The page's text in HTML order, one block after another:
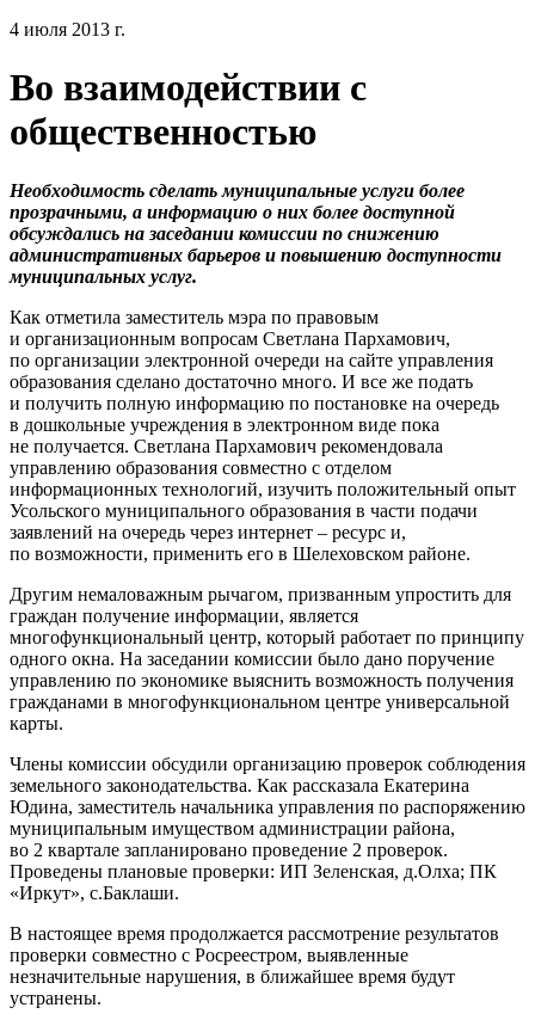
4 июля 2013 г.
Во взаимодействии с
общественностью
Необходимость сделать муниципальные услуги более
прозрачными, а информацию о них более доступной
обсуждались на заседании комиссии по снижению
административных барьеров и повышению доступности
муниципальных услуг.
Как отметила заместитель мэра по правовым
и организационным вопросам Светлана Пархамович,
по организации электронной очереди на сайте управления
образования сделано достаточно много. И все же подать
и получить полную информацию по постановке на очередь
в дошкольные учреждения в электронном виде пока
не получается. Светлана Пархамович рекомендовала
управлению образования совместно с отделом
информационных технологий, изучить положительный опыт
Усольского муниципального образования в части подачи
заявлений на очередь через интернет – ресурс и,
по возможности, применить его в Шелеховском районе.
Другим немаловажным рычагом, призванным упростить для
граждан получение информации, является
многофункциональный центр, который работает по принципу
одного окна. На заседании комиссии было дано поручение
управлению по экономике выяснить возможность получения
гражданами в многофункциональном центре универсальной
карты.
Члены комиссии обсудили организацию проверок соблюдения
земельного законодательства. Как рассказала Екатерина
Юдина, заместитель начальника управления по распоряжению
муниципальным имуществом администрации района,
во 2 квартале запланировано проведение 2 проверок.
Проведены плановые проверки: ИП Зеленская, д.Олха; ПК
«Иркут», с.Баклаши.
В настоящее время продолжается рассмотрение результатов
проверки совместно с Росреестром, выявленные
незначительные нарушения, в ближайшее время будут
устранены.